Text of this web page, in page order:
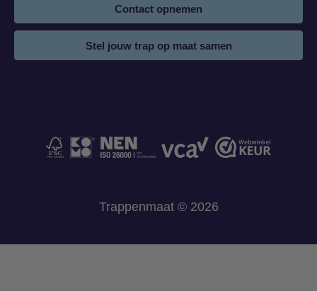
Contact opnemen
Stel jouw trap op maat samen
Trappenmaat © 2026